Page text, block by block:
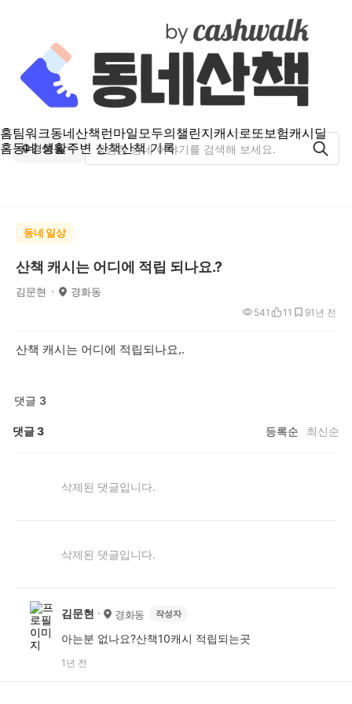
홈팀워크동네산책런마일모두의챌린지캐시로또보험캐시딜
홈동네 생활주변 산책산책 기록
경화동
동네 일상
산책 캐시는 어디에 적립 되나요.?
김문현 경화동
1년 전
541 11 9
산책 캐시는 어디에 적립되나요,.
댓글 3
댓글3 등록순 최신순
삭제된 댓글입니다.
삭제된 댓글입니다.
김문현 경화동 작성자
아는분 없나요?산책10캐시 적립되는곳
1년 전